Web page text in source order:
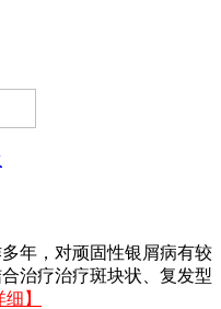
年，对顽固性银屑病有较
治疗治疗斑块状、复发型
细】